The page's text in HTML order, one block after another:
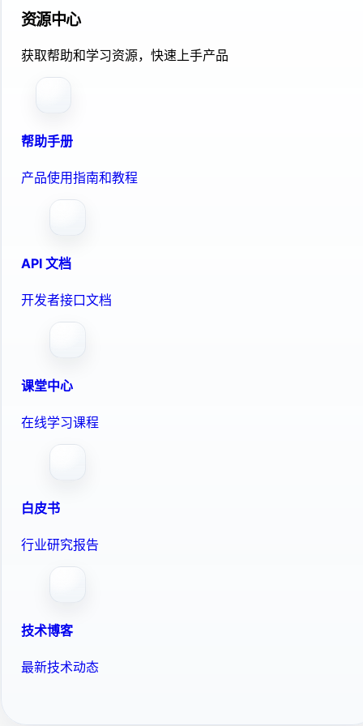
资源中心
获取帮助和学习资源，快速上手产品
帮助手册
产品使用指南和教程
API 文档
开发者接口文档
课堂中心
在线学习课程
白皮书
行业研究报告
技术博客
最新技术动态